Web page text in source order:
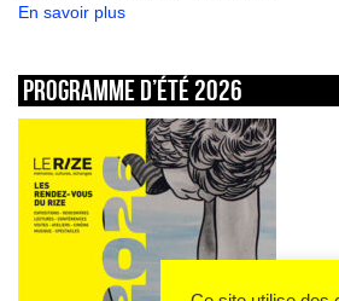
En savoir plus
Programme d’été 2026